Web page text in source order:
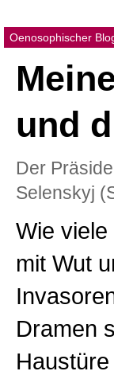
Oenosophischer
und
Der
Selenskyj
Wie
mit Wut
Dramen